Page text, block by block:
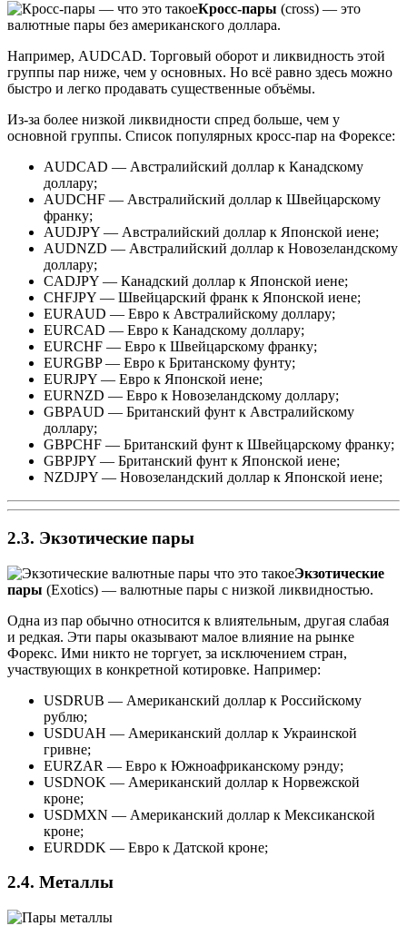
Кросс-пары (cross) — это
валютные пары без американского доллара.
Например, AUDCAD. Торговый оборот и ликвидность этой
группы пар ниже, чем у основных. Но всё равно здесь можно
быстро и легко продавать существенные объёмы.
Из-за более низкой ликвидности спред больше, чем у
основной группы. Список популярных кросс-пар на Форексе:
AUDCAD — Австралийский доллар к Канадскому
доллару;
AUDCHF — Австралийский доллар к Швейцарскому
франку;
AUDJPY — Австралийский доллар к Японской иене;
AUDNZD — Австралийский доллар к Новозеландскому
доллару;
CADJPY — Канадский доллар к Японской иене;
CHFJPY — Швейцарский франк к Японской иене;
EURAUD — Евро к Австралийскому доллару;
EURCAD — Евро к Канадскому доллару;
EURCHF — Евро к Швейцарскому франку;
EURGBP — Евро к Британскому фунту;
EURJPY — Евро к Японской иене;
EURNZD — Евро к Новозеландскому доллару;
GBPAUD — Британский фунт к Австралийскому
доллару;
GBPCHF — Британский фунт к Швейцарскому франку;
GBPJPY — Британский фунт к Японской иене;
NZDJPY — Новозеландский доллар к Японской иене;
2.3. Экзотические пары
Экзотические
пары (Exotics) — валютные пары с низкой ликвидностью.
Одна из пар обычно относится к влиятельным, другая слабая
и редкая. Эти пары оказывают малое влияние на рынке
Форекс. Ими никто не торгует, за исключением стран,
участвующих в конкретной котировке. Например:
USDRUB — Американский доллар к Российскому
рублю;
USDUAH — Американский доллар к Украинской
гривне;
EURZAR — Евро к Южноафриканскому рэнду;
USDNOK — Американский доллар к Норвежской
кроне;
USDMXN — Американский доллар к Мексиканской
кроне;
EURDDK — Евро к Датской кроне;
2.4. Металлы